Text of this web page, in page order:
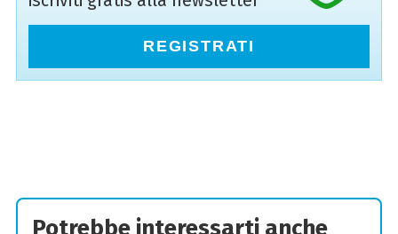
REGISTRATI
Potrebbe interessarti anche